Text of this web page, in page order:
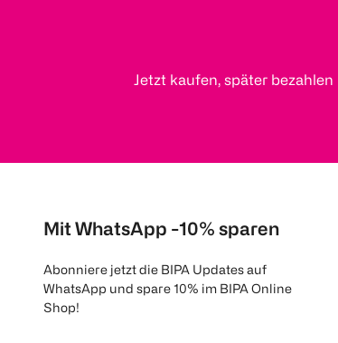
Jetzt kaufen, später bezahlen
Mit WhatsApp -10% sparen
Abonniere jetzt die BIPA Updates auf
WhatsApp und spare 10% im BIPA Online
Shop!